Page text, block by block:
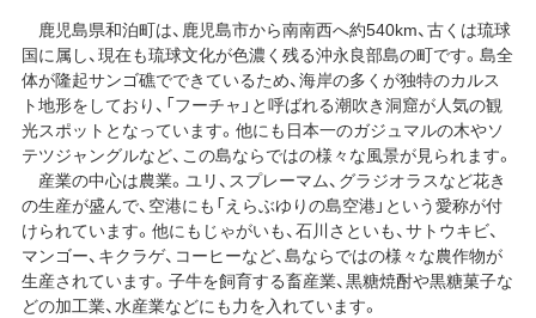
鹿児島県和泊町は、鹿児島市から南南西へ約540km、古くは琉球
国に属し、現在も琉球文化が色濃く残る沖永良部島の町です。島全
体が隆起サンゴ礁でできているため、海岸の多くが独特のカルス
ト地形をしており、「フーチャ」と呼ばれる潮吹き洞窟が人気の観
光スポットとなっています。他にも日本一のガジュマルの木やソ
テツジャングルなど、この島ならではの様々な風景が見られます。
産業の中心は農業。ユリ、スプレーマム、グラジオラスなど花き
の生産が盛んで、空港にも「えらぶゆりの島空港」という愛称が付
けられています。他にもじゃがいも、石川さといも、サトウキビ、
マンゴー、キクラゲ、コーヒーなど、島ならではの様々な農作物が
生産されています。子牛を飼育する畜産業、黒糖焼酎や黒糖菓子な
どの加工業、水産業などにも力を入れています。